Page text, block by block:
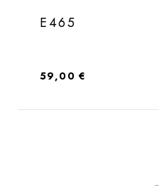
E465
Regulärer Preis:
59,00 €